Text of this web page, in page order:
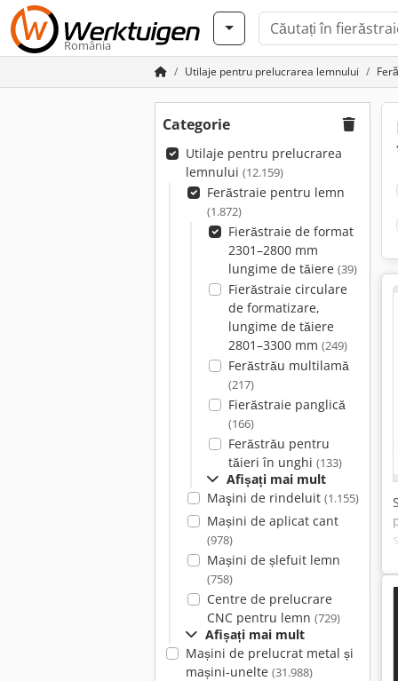
România
Utilaje pentru prelucrarea lemnului
Categorie
Utilaje pentru prelucrarea
lemnului (12.159)
Ferăstraie pentru lemn
(1.872)
Fierăstraie de format
2301–2800 mm
lungime de tăiere (39)
Fierăstraie circulare
de formatizare,
lungime de tăiere
2801–3300 mm (249)
Ferăstrău multilamă
(217)
Fierăstraie panglică
(166)
Ferăstrău pentru
tăieri în unghi (133)
Afișați mai mult
Maşini de rindeluit (1.155)
Mașini de aplicat cant
(978)
Mașini de șlefuit lemn
(758)
Centre de prelucrare
CNC pentru lemn (729)
Afișați mai mult
Mașini de prelucrat metal și
mașini-unelte (31.988)